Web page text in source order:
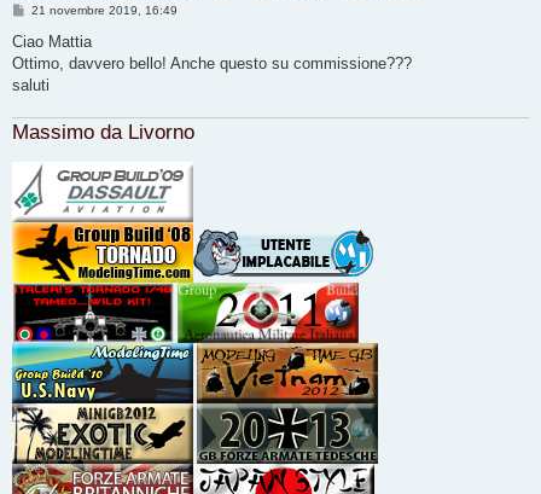
M
s
a
g
o
21 novembre 2019, 16:49
Ciao Mattia
Ottimo, davvero bello! Anche questo su commissione???
saluti
Massimo da Livorno